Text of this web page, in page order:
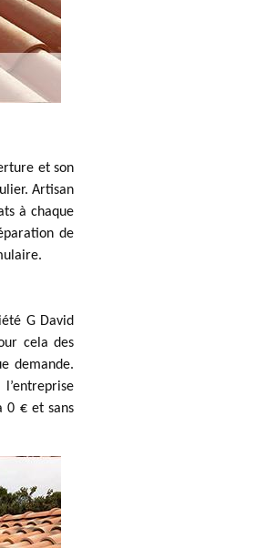
et son
Artisan
à chaque
de
G David
cela des
demande.
0 € et sans